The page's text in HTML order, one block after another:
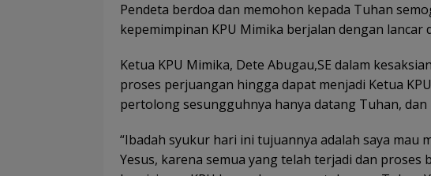
Pendeta berdoa dan memohon kepada Tuhan
kepemimpinan KPU Mimika berjalan dengan lancar
Ketua KPU Mimika, Dete Abugau,SE dalam
proses perjuangan hingga dapat menjadi Ketua
pertolong sesungguhnya hanya datang Tuhan, dan
“Ibadah syukur hari ini tujuannya adalah saya mau
Yesus, karena semua yang telah terjadi dan proses